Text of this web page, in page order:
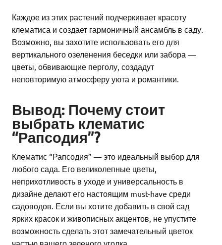
Каждое из этих растений подчеркивает красоту
клематиса и создает гармоничный ансамбль в саду.
Возможно, вы захотите использовать его для
вертикального озеленения беседки или забора —
цветы, обвивающие перголу, создадут
неповторимую атмосферу уюта и романтики.
Вывод: Почему стоит
выбрать клематис
“Рапсодия”?
Клематис “Рапсодия” — это идеальный выбор для
любого сада. Его великолепные цветы,
неприхотливость в уходе и универсальность в
дизайне делают его настоящим must-have среди
садоводов. Если вы хотите добавить в свой сад
ярких красок и живописных акцентов, не упустите
возможность сделать этот замечательный цветок
частью вашего зеленого уголка.